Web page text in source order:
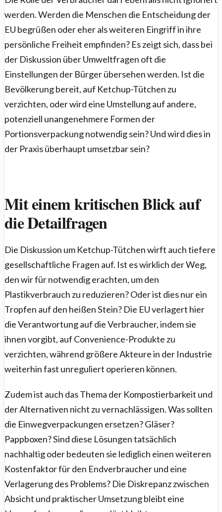
werden. Werden die Menschen die Entscheidung der
EU begrüßen oder eher als weiteren Eingriff in ihre
persönliche Freiheit empfinden? Es zeigt sich, dass bei
der Diskussion über Umweltfragen oft die
Einstellungen der Bürger übersehen werden. Ist die
Bevölkerung bereit, auf Ketchup-Tütchen zu
verzichten, oder wird eine Umstellung auf andere,
potenziell unangenehmere Formen der
Portionsverpackung notwendig sein? Und wird dies in
der Praxis überhaupt umsetzbar sein?
Mit einem kritischen Blick auf
die Detailfragen
Die Diskussion um Ketchup-Tütchen wirft auch tiefere
gesellschaftliche Fragen auf. Ist es wirklich der Weg,
den wir für notwendig erachten, um den
Plastikverbrauch zu reduzieren? Oder ist dies nur ein
Tropfen auf den heißen Stein? Die EU verlagert hier
die Verantwortung auf die Verbraucher, indem sie
ihnen vorgibt, auf Convenience-Produkte zu
verzichten, während größere Akteure in der Industrie
weiterhin fast unreguliert operieren können.
Zudem ist auch das Thema der Kompostierbarkeit und
der Alternativen nicht zu vernachlässigen. Was sollten
die Einwegverpackungen ersetzen? Gläser?
Pappboxen? Sind diese Lösungen tatsächlich
nachhaltig oder bedeuten sie lediglich einen weiteren
Kostenfaktor für den Endverbraucher und eine
Verlagerung des Problems? Die Diskrepanz zwischen
Absicht und praktischer Umsetzung bleibt eine